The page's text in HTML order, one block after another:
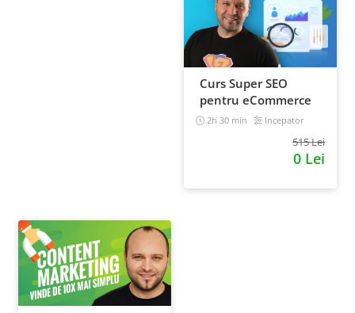
Curs Super SEO
pentru eCommerce
2h 30 min Incepator
515 Lei
0 Lei